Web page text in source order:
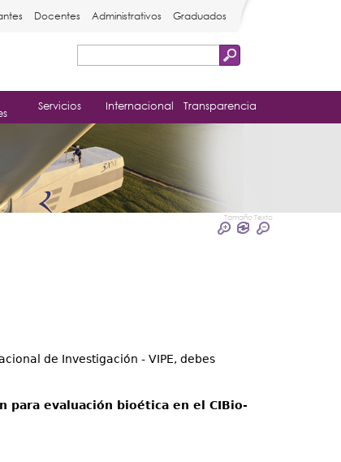
de
búsqueda
Docentes Administrativos Graduados
Servicios Internacional Transparencia
Tamaño Texto
de Investigación - VIPE, debes
para evaluación bioética en el CIBio-